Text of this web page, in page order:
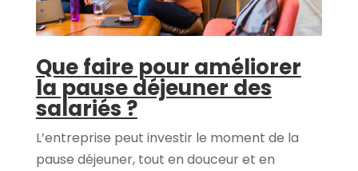
Que faire pour améliorer
la pause déjeuner des
salariés ?
L’entreprise peut investir le moment de la
pause déjeuner, tout en douceur et en